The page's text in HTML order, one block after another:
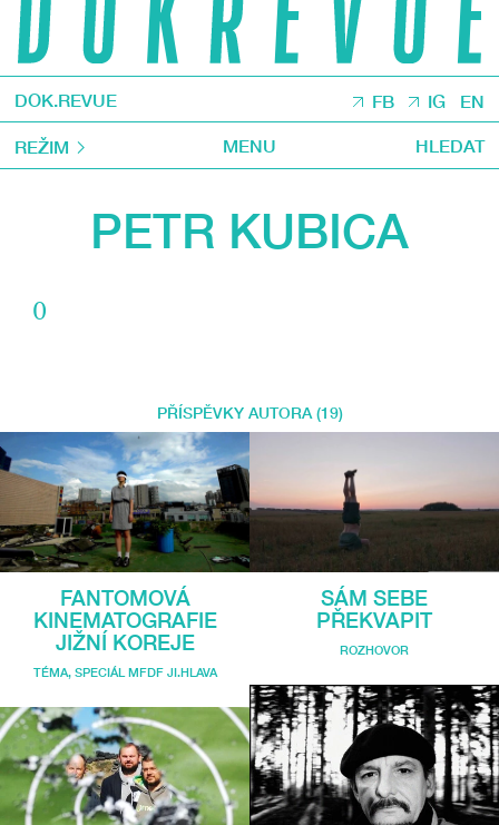
DOK.REVUE FB IG EN
REŽIM MENU HLEDAT
PETR KUBICA
0
PŘÍSPĚVKY AUTORA (19)
FANTOMOVÁ
KINEMATOGRAFIE
JIŽNÍ KOREJE
TÉMA, SPECIÁL MFDF JI.HLAVA
SÁM SEBE
PŘEKVAPIT
ROZHOVOR